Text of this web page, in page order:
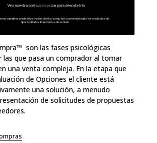
son las fases psicológicas
las que pasa un comprador al tomar
una venta compleja. En la etapa que
de Opciones el cliente está
una solución, a menudo
de solicitudes de propuestas